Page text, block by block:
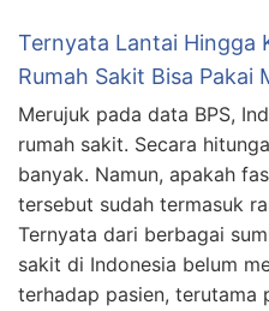
Ternyata Lantai Hingga
Rumah Sakit Bisa Pakai
Merujuk pada data BPS,
rumah sakit. Secara
banyak. Namun, apakah
tersebut sudah termasuk
Ternyata dari berbagai
sakit di Indonesia belum
terhadap pasien, terutama